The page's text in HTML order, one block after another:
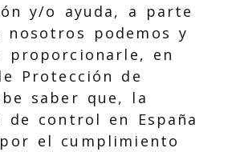
y/o ayuda, a parte
nosotros podemos y
proporcionarle, en
Protección de
saber que, la
de control en España
el cumplimiento